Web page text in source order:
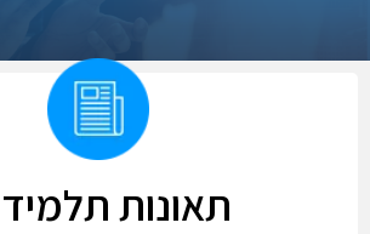
תאונות